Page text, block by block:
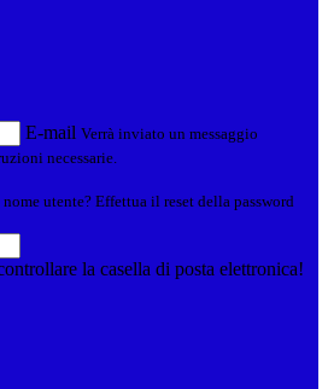
E-mail Verrà inviato un messaggio
necessarie.
utente? Effettua il reset della password
la casella di posta elettronica!